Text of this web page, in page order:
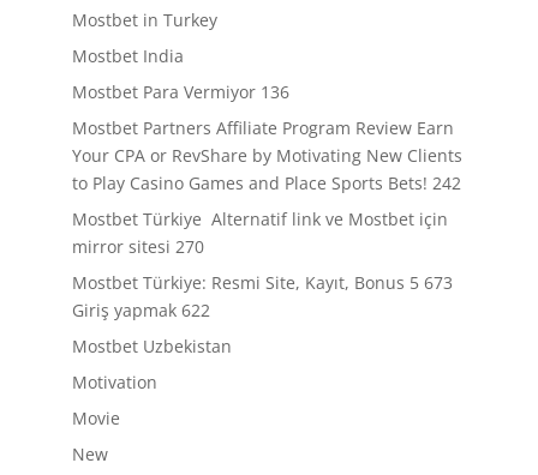
Mostbet in Turkey
Mostbet India
Mostbet Para Vermiyor 136
Mostbet Partners Affiliate Program Review Earn
Your CPA or RevShare by Motivating New Clients
to Play Casino Games and Place Sports Bets! 242
Mostbet Türkiye ️ Alternatif link ve Mostbet için
mirror sitesi 270
Mostbet Türkiye: Resmi Site, Kayıt, Bonus 5 673
Giriş yapmak 622
Mostbet Uzbekistan
Motivation
Movie
New